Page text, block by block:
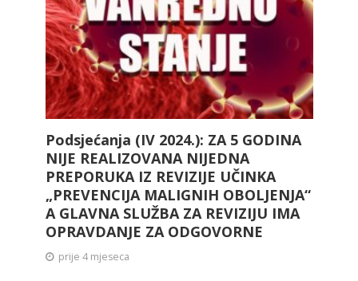
Podsjećanja (IV 2024.): ZA 5 GODINA
NIJE REALIZOVANA NIJEDNA
PREPORUKA IZ REVIZIJE UČINKA
„PREVENCIJA MALIGNIH OBOLJENJA“
A GLAVNA SLUŽBA ZA REVIZIJU IMA
OPRAVDANJE ZA ODGOVORNE
prije 4 mjeseca